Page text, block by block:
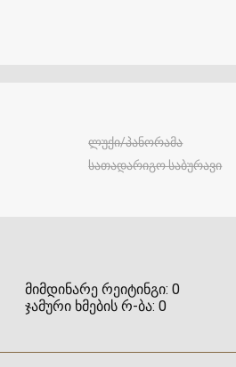
ლუქი/პანორამა
სათადარიგო საბურავი
მიმდინარე რეიტინგი: 0
ჯამური ხმების რ-ბა: 0